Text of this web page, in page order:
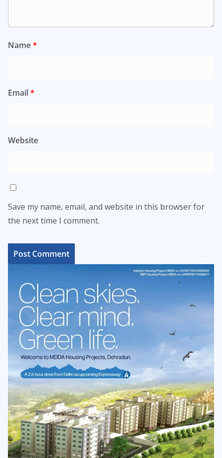
Name*
Email*
Website
Save my name, email, and website in this browser for
the next time I comment.